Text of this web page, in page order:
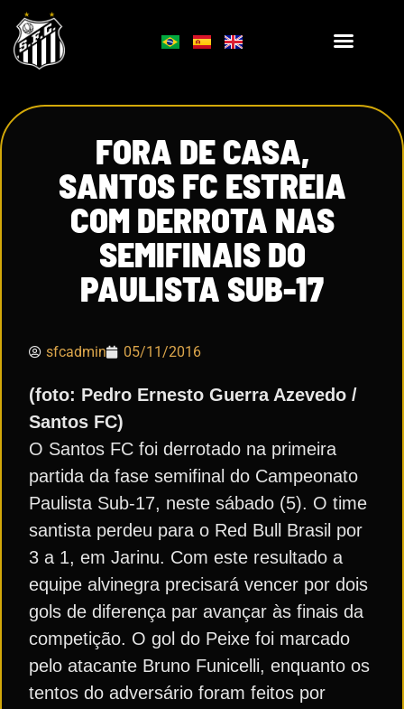
FORA DE CASA,
SANTOS FC ESTREIA
COM DERROTA NAS
SEMIFINAIS DO
PAULISTA SUB-17
sfcadmin 05/11/2016
(foto: Pedro Ernesto Guerra Azevedo /
Santos FC)
O Santos FC foi derrotado na primeira
partida da fase semifinal do Campeonato
Paulista Sub-17, neste sábado (5). O time
santista perdeu para o Red Bull Brasil por
3 a 1, em Jarinu. Com este resultado a
equipe alvinegra precisará vencer por dois
gols de diferença par avançar às finais da
competição. O gol do Peixe foi marcado
pelo atacante Bruno Funicelli, enquanto os
tentos do adversário foram feitos por